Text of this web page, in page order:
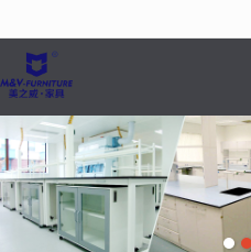
首页 公司介绍 新闻资讯 产品中心 荣誉资质